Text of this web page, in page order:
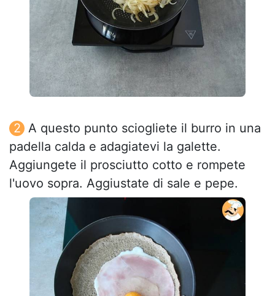
A questo punto sciogliete il burro in una
padella calda e adagiatevi la galette.
Aggiungete il prosciutto cotto e rompete
l'uovo sopra. Aggiustate di sale e pepe.